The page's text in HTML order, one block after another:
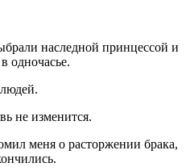
наследной принцессой и
одночасье.
не изменится.
меня о расторжении брака,